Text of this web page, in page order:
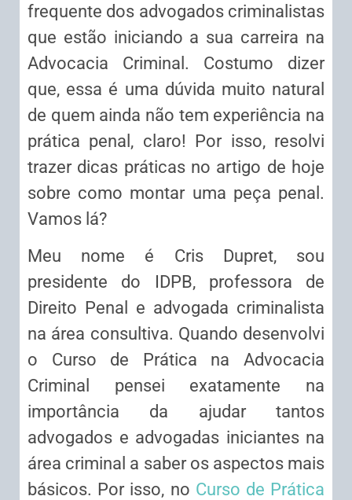
frequente dos advogados criminalistas
que estão iniciando a sua carreira na
Advocacia Criminal. Costumo dizer
que, essa é uma dúvida muito natural
de quem ainda não tem experiência na
prática penal, claro! Por isso, resolvi
trazer dicas práticas no artigo de hoje
sobre como montar uma peça penal.
Vamos lá?
Meu nome é Cris Dupret, sou
presidente do IDPB, professora de
Direito Penal e advogada criminalista
na área consultiva. Quando desenvolvi
o Curso de Prática na Advocacia
Criminal pensei exatamente na
importância da ajudar tantos
advogados e advogadas iniciantes na
área criminal a saber os aspectos mais
básicos. Por isso, no Curso de Prática